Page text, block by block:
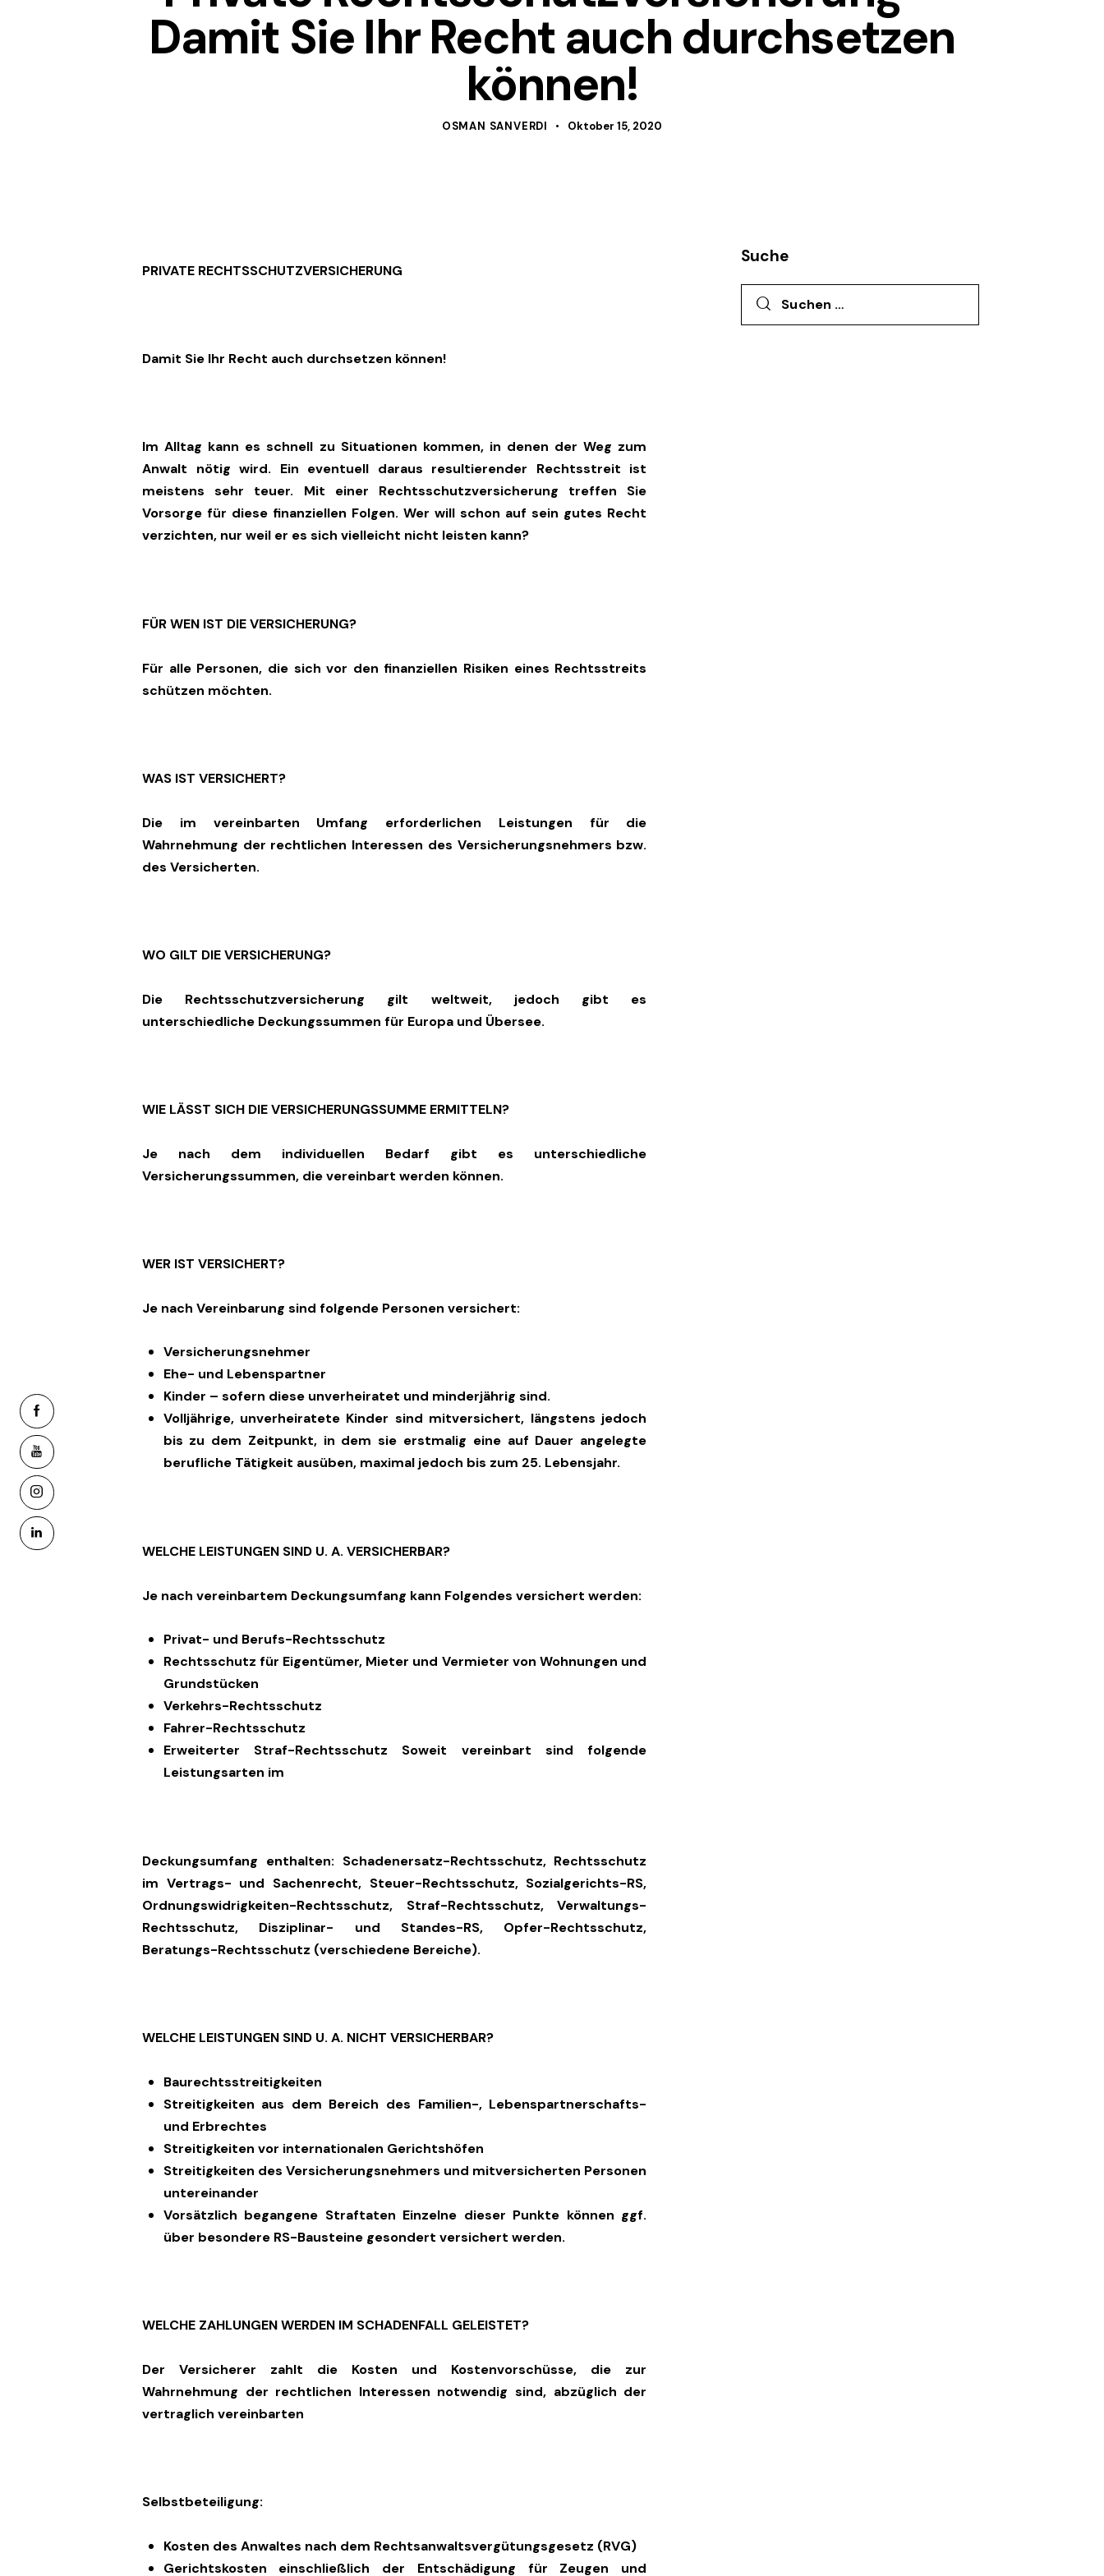
Damit Sie Ihr Recht auch durchsetzen
können!
OSMAN SANVERDI Oktober 15, 2020
PRIVATE RECHTSSCHUTZVERSICHERUNG
Damit Sie Ihr Recht auch durchsetzen können!
Im Alltag kann es schnell zu Situationen kommen, in denen der Weg zum
Anwalt nötig wird. Ein eventuell daraus resultierender Rechtsstreit ist
meistens sehr teuer. Mit einer Rechtsschutzversicherung treffen Sie
Vorsorge für diese finanziellen Folgen. Wer will schon auf sein gutes Recht
verzichten, nur weil er es sich vielleicht nicht leisten kann?
FÜR WEN IST DIE VERSICHERUNG?
Für alle Personen, die sich vor den finanziellen Risiken eines Rechtsstreits
schützen möchten.
WAS IST VERSICHERT?
Die im vereinbarten Umfang erforderlichen Leistungen für die
Wahrnehmung der rechtlichen Interessen des Versicherungsnehmers bzw.
des Versicherten.
WO GILT DIE VERSICHERUNG?
Die Rechtsschutzversicherung gilt weltweit, jedoch gibt es
unterschiedliche Deckungssummen für Europa und Übersee.
WIE LÄSST SICH DIE VERSICHERUNGSSUMME ERMITTELN?
Je nach dem individuellen Bedarf gibt es unterschiedliche
Versicherungssummen, die vereinbart werden können.
WER IST VERSICHERT?
Je nach Vereinbarung sind folgende Personen versichert:
Versicherungsnehmer
Ehe- und Lebenspartner
Kinder – sofern diese unverheiratet und minderjährig sind.
Volljährige, unverheiratete Kinder sind mitversichert, längstens jedoch
bis zu dem Zeitpunkt, in dem sie erstmalig eine auf Dauer angelegte
berufliche Tätigkeit ausüben, maximal jedoch bis zum 25. Lebensjahr.
WELCHE LEISTUNGEN SIND U. A. VERSICHERBAR?
Je nach vereinbartem Deckungsumfang kann Folgendes versichert werden:
Privat- und Berufs-Rechtsschutz
Rechtsschutz für Eigentümer, Mieter und Vermieter von Wohnungen und
Grundstücken
Verkehrs-Rechtsschutz
Fahrer-Rechtsschutz
Erweiterter Straf-Rechtsschutz Soweit vereinbart sind folgende
Leistungsarten im
Deckungsumfang enthalten: Schadenersatz-Rechtsschutz, Rechtsschutz
im Vertrags- und Sachenrecht, Steuer-Rechtsschutz, Sozialgerichts-RS,
Ordnungswidrigkeiten-Rechtsschutz, Straf-Rechtsschutz, Verwaltungs-
Rechtsschutz, Disziplinar- und Standes-RS, Opfer-Rechtsschutz,
Beratungs-Rechtsschutz (verschiedene Bereiche).
WELCHE LEISTUNGEN SIND U. A. NICHT VERSICHERBAR?
Baurechtsstreitigkeiten
Streitigkeiten aus dem Bereich des Familien-, Lebenspartnerschafts-
und Erbrechtes
Streitigkeiten vor internationalen Gerichtshöfen
Streitigkeiten des Versicherungsnehmers und mitversicherten Personen
untereinander
Vorsätzlich begangene Straftaten Einzelne dieser Punkte können ggf.
über besondere RS-Bausteine gesondert versichert werden.
WELCHE ZAHLUNGEN WERDEN IM SCHADENFALL GELEISTET?
Der Versicherer zahlt die Kosten und Kostenvorschüsse, die zur
Wahrnehmung der rechtlichen Interessen notwendig sind, abzüglich der
vertraglich vereinbarten
Selbstbeteiligung:
Kosten des Anwaltes nach dem Rechtsanwaltsvergütungsgesetz (RVG)
Gerichtskosten einschließlich der Entschädigung für Zeugen und
Suche
Suchen nach:
facebook-
youtube
instagram
linkedin